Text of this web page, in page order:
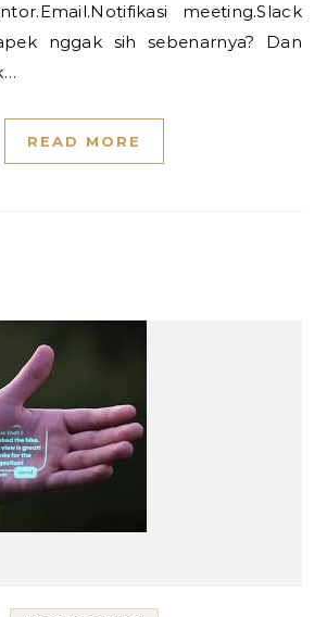
meeting.Slack
nggak sih sebenarnya? Dan
READ MORE